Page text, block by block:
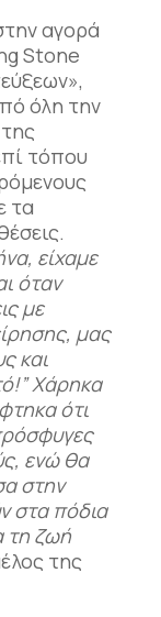
αγορά
Stone
όλη την
τόπου
τα
είχαμε
όταν
με
μας
και
Χάρηκα
ότι
ενώ θα
στην
στα πόδια
τη ζωή
της